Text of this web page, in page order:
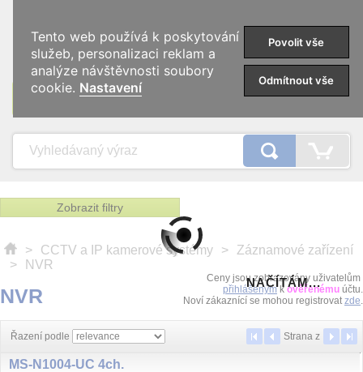
KATEGORIE
Zobrazit filtry
> CCTV a IP kamerové systémy >
Záznamové zařízení
>
NVR
Ceny jsou zobrazovány uživatelům
přihlášenýmk ověřenému účtu.
Noví zákaznící se mohou registrovatzde.
NVR
Řazení podle Strana z
NAČÍTÁM...
MS-N1004-UC 4ch.
Tento web používá k poskytování
služeb, personalizaci reklam a
analýze návštěvnosti soubory
cookie. Nastavení
Povolit vše
Odmítnout vše